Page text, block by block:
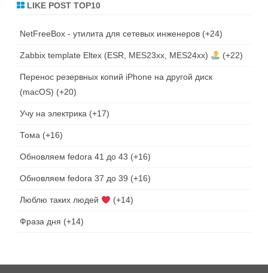
LIKE POST TOP10
NetFreeBox - утилита для сетевых инженеров +24
Zabbix template Eltex (ESR, MES23xx, MES24xx) +22
Перенос резервных копий iPhone на другой диск
(macOS)
+20
Учу на электрика +17
Тома +16
Обновляем fedora 41 до 43 +16
Обновляем fedora 37 до 39 +16
Люблю таких людей +14
Фраза дня +14